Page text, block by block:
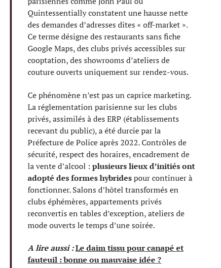
Quintessentially constatent une hausse nette
des demandes d’adresses dites « off-market ».
Ce terme désigne des restaurants sans fiche
Google Maps, des clubs privés accessibles sur
cooptation, des showrooms d’ateliers de
couture ouverts uniquement sur rendez-vous.
Ce phénomène n’est pas un caprice marketing.
La réglementation parisienne sur les clubs
privés, assimilés à des ERP (établissements
recevant du public), a été durcie par la
Préfecture de Police après 2022. Contrôles de
sécurité, respect des horaires, encadrement de
la vente d’alcool : plusieurs lieux d’initiés ont
adopté des formes hybridespour continuer à
fonctionner. Salons d’hôtel transformés en
clubs éphémères, appartements privés
reconvertis en tables d’exception, ateliers de
mode ouverts le temps d’une soirée.
A lire aussi :Le daim tissu pour canapé et
fauteuil : bonne ou mauvaise idée ?